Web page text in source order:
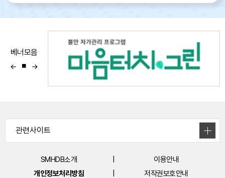
(2024)
베너모음
중
이
←
다
→
SMHDB소개
이용안내
개인정보처리방침
저작권보호안내